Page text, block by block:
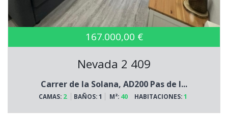
167.000,00 €
Nevada 2 409
Carrer de la Solana, AD200 Pas de l...
CAMAS: 2 BAÑOS:1 M²: 40 HABITACIONES:1